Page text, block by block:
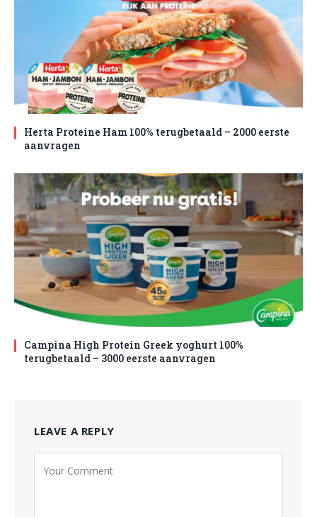
Herta Proteine Ham 100% terugbetaald – 2000 eerste
aanvragen
Campina High Protein Greek yoghurt 100%
terugbetaald – 3000 eerste aanvragen
LEAVE A REPLY